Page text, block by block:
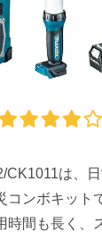
CK1011は、
コンボキット
時間も長く、